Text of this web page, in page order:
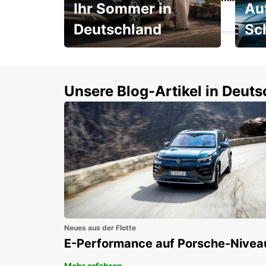
FRANKFURT AM MAIN - GERMANY
Ihr Sommer in
Deutschland
Unsere Blog-Artikel in
Neues aus der Flotte
E-Performance auf Porsche-